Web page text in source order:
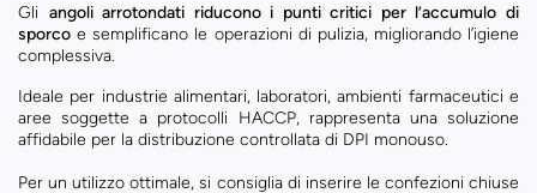
Gli angoli arrotondati riducono i punti critici per l’accumulo di
sporco e semplificano le operazioni di pulizia, migliorando l’igiene
complessiva.
Ideale per industrie alimentari, laboratori, ambienti farmaceutici e
aree soggette a protocolli HACCP, rappresenta una soluzione
affidabile per la distribuzione controllata di DPI monouso.
Per un utilizzo ottimale, si consiglia di inserire le confezioni chiuse